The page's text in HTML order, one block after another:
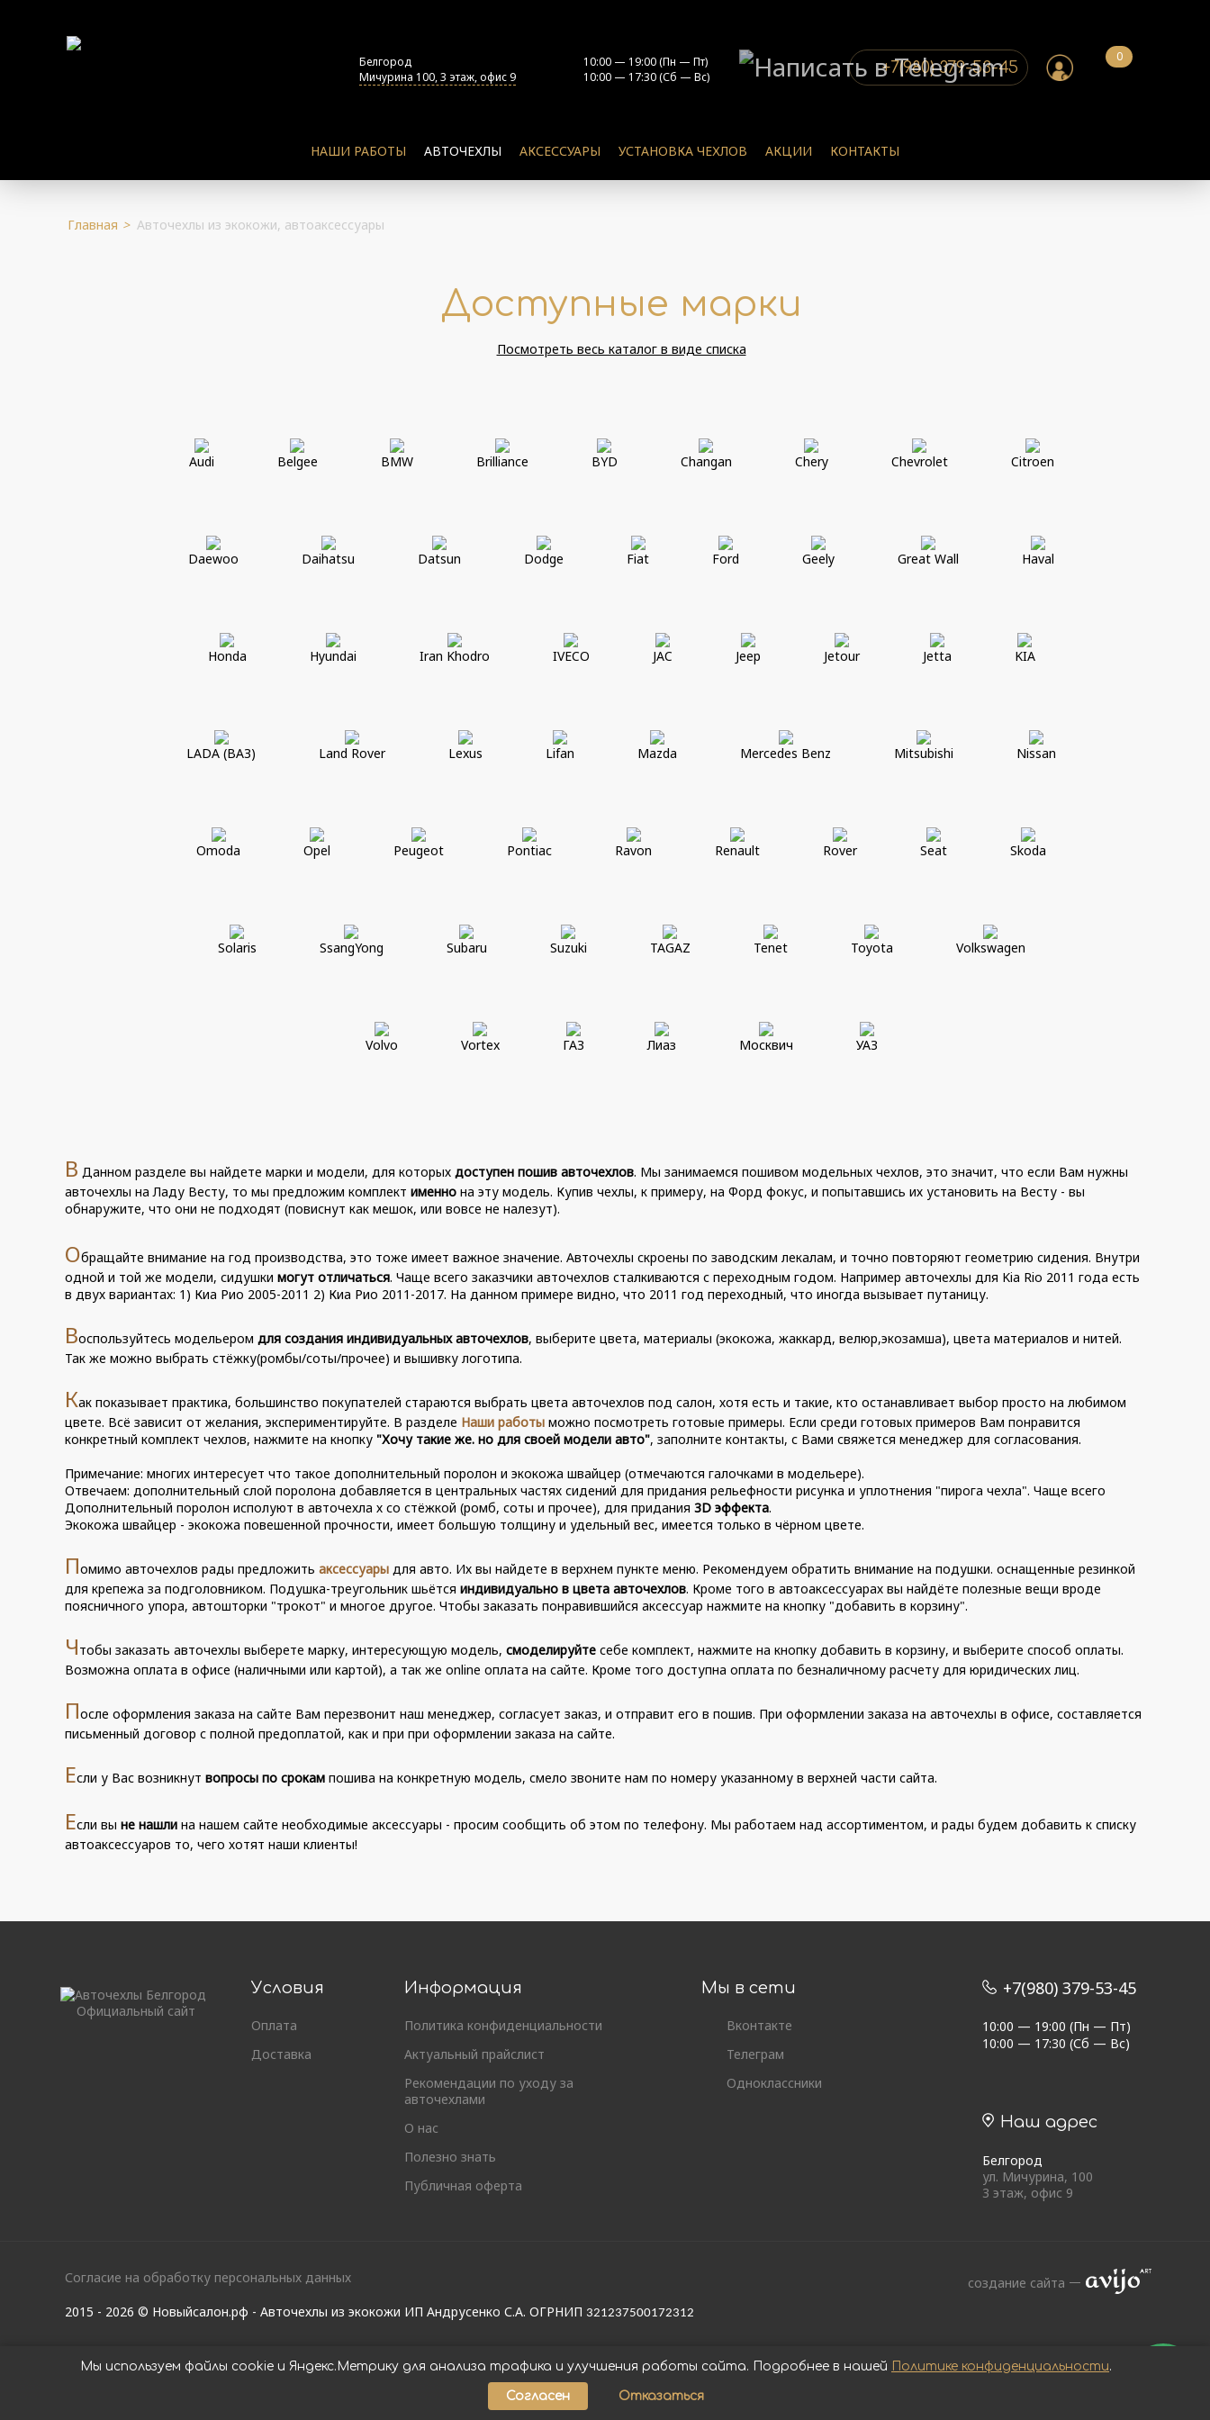
0
+7(980) 379-53-45
10:00 — 19:00 (Пн — Пт)
10:00 — 17:30 (Сб — Вс)
Белгород
Мичурина 100, 3 этаж, офис 9
НАШИ РАБОТЫ АВТОЧЕХЛЫ АКСЕССУАРЫ УСТАНОВКА ЧЕХЛОВ АКЦИИ КОНТАКТЫ
Главная > Авточехлы из экокожи, автоаксессуары
Доступные марки
Посмотреть весь каталог в виде списка
Audi Belgee BMW Brilliance BYD Changan Chery Chevrolet Citroen
Daewoo Daihatsu Datsun Dodge Fiat Ford Geely Great Wall Haval
Honda Hyundai Iran Khodro IVECO JAC Jeep Jetour Jetta KIA
LADA (ВАЗ) Land Rover Lexus Lifan Mazda Mercedes Benz Mitsubishi Nissan
Omoda Opel Peugeot Pontiac Ravon Renault Rover Seat Skoda
Solaris SsangYong Subaru Suzuki TAGAZ Tenet Toyota Volkswagen
Volvo Vortex ГАЗ Лиаз Москвич УАЗ
В Данном разделе вы найдете марки и модели, для которых доступен пошив авточехлов. Мы занимаемся пошивом модельных чехлов, это значит, что если Вам нужны
авточехлы на Ладу Весту, то мы предложим комплект именно на эту модель. Купив чехлы, к примеру, на Форд фокус, и попытавшись их установить на Весту - вы
обнаружите, что они не подходят (повиснут как мешок, или вовсе не налезут).
Обращайте внимание на год производства, это тоже имеет важное значение. Авточехлы скроены по заводским лекалам, и точно повторяют геометрию сидения. Внутри
одной и той же модели, сидушки могут отличаться. Чаще всего заказчики авточехлов сталкиваются с переходным годом. Например авточехлы для Kia Rio 2011 года есть
в двух вариантах: 1) Киа Рио 2005-2011 2) Киа Рио 2011-2017. На данном примере видно, что 2011 год переходный, что иногда вызывает путаницу.
Воспользуйтесь модельером для создания индивидуальных авточехлов, выберите цвета, материалы (экокожа, жаккард, велюр,экозамша), цвета материалов и нитей.
Так же можно выбрать стёжку(ромбы/соты/прочее) и вышивку логотипа.
Как показывает практика, большинство покупателей стараются выбрать цвета авточехлов под салон, хотя есть и такие, кто останавливает выбор просто на любимом
цвете. Всё зависит от желания, экспериментируйте. В разделе Наши работы можно посмотреть готовые примеры. Если среди готовых примеров Вам понравится
конкретный комплект чехлов, нажмите на кнопку "Хочу такие же. но для своей модели авто", заполните контакты, с Вами свяжется менеджер для согласования.
Примечание: многих интересует что такое дополнительный поролон и экокожа швайцер (отмечаются галочками в модельере).
Отвечаем: дополнительный слой поролона добавляется в центральных частях сидений для придания рельефности рисунка и уплотнения "пирога чехла". Чаще всего
Дополнительный поролон исполуют в авточехла х со стёжкой (ромб, соты и прочее), для придания 3D эффекта.
Экокожа швайцер - экокожа повешенной прочности, имеет большую толщину и удельный вес, имеется только в чёрном цвете.
Помимо авточехлов рады предложить аксессуары для авто. Их вы найдете в верхнем пункте меню. Рекомендуем обратить внимание на подушки. оснащенные резинкой
для крепежа за подголовником. Подушка-треугольник шьётся индивидуально в цвета авточехлов. Кроме того в автоаксессуарах вы найдёте полезные вещи вроде
поясничного упора, автошторки "трокот" и многое другое. Чтобы заказать понравившийся аксессуар нажмите на кнопку "добавить в корзину".
Чтобы заказать авточехлы выберете марку, интересующую модель, смоделируйте себе комплект, нажмите на кнопку добавить в корзину, и выберите способ оплаты.
Возможна оплата в офисе (наличными или картой), а так же online оплата на сайте. Кроме того доступна оплата по безналичному расчету для юридических лиц.
После оформления заказа на сайте Вам перезвонит наш менеджер, согласует заказ, и отправит его в пошив. При оформлении заказа на авточехлы в офисе, составляется
письменный договор с полной предоплатой, как и при при оформлении заказа на сайте.
Если у Вас возникнут вопросы по срокам пошива на конкретную модель, смело звоните нам по номеру указанному в верхней части сайта.
Если вы не нашли на нашем сайте необходимые аксессуары - просим сообщить об этом по телефону. Мы работаем над ассортиментом, и рады будем добавить к списку
автоаксессуаров то, чего хотят наши клиенты!
+7(980) 379-53-45
10:00 — 19:00 (Пн — Пт)
10:00 — 17:30 (Сб — Вс)
Наш адрес
Белгород
ул. Мичурина, 100
3 этаж, офис 9
Официальный сайт
Условия
Оплата
Доставка
Информация
Политика конфиденциальности
Актуальный прайслист
Рекомендации по уходу за
авточехлами
О нас
Полезно знать
Публичная оферта
Мы в сети
Вконтакте
Телеграм
Одноклассники
Согласие на обработку персональных данных
2015 - 2026 © Новыйсалон.рф - Авточехлы из экокожи ИП Андрусенко С.А. ОГРНИП 321237500172312
создание сайта
Мы используем файлы cookie и Яндекс.Метрику для анализа трафика и улучшения работы сайта. Подробнее в нашей Политике конфиденциальности.
Согласен Отказаться